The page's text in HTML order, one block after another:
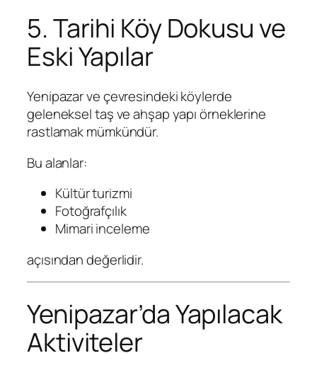
5. Tarihi Köy Dokusu ve
Eski Yapılar
Yenipazar ve çevresindeki köylerde
geleneksel taş ve ahşap yapı örneklerine
rastlamak mümkündür.
Bu alanlar:
Kültür turizmi
Fotoğrafçılık
Mimari inceleme
açısından değerlidir.
Yenipazar’da Yapılacak
Aktiviteler